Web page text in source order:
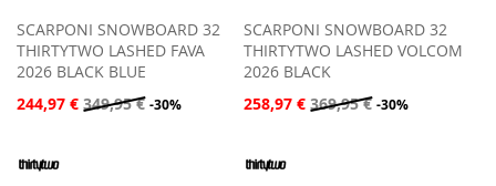
SCARPONI SNOWBOARD 32
THIRTYTWO LASHED FAVA
2026 BLACK BLUE
244,97 € 349,95 € -30%
SCARPONI SNOWBOARD 32
THIRTYTWO LASHED VOLCOM
2026 BLACK
258,97 € 369,95 € -30%